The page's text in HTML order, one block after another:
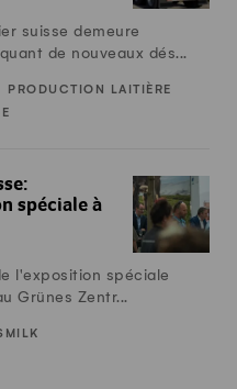
2009
2008
suisse demeure
de nouveaux dés...
PRODUCTION LAITIÈRE
spéciale à
l'exposition spéciale
Grünes Zentr...